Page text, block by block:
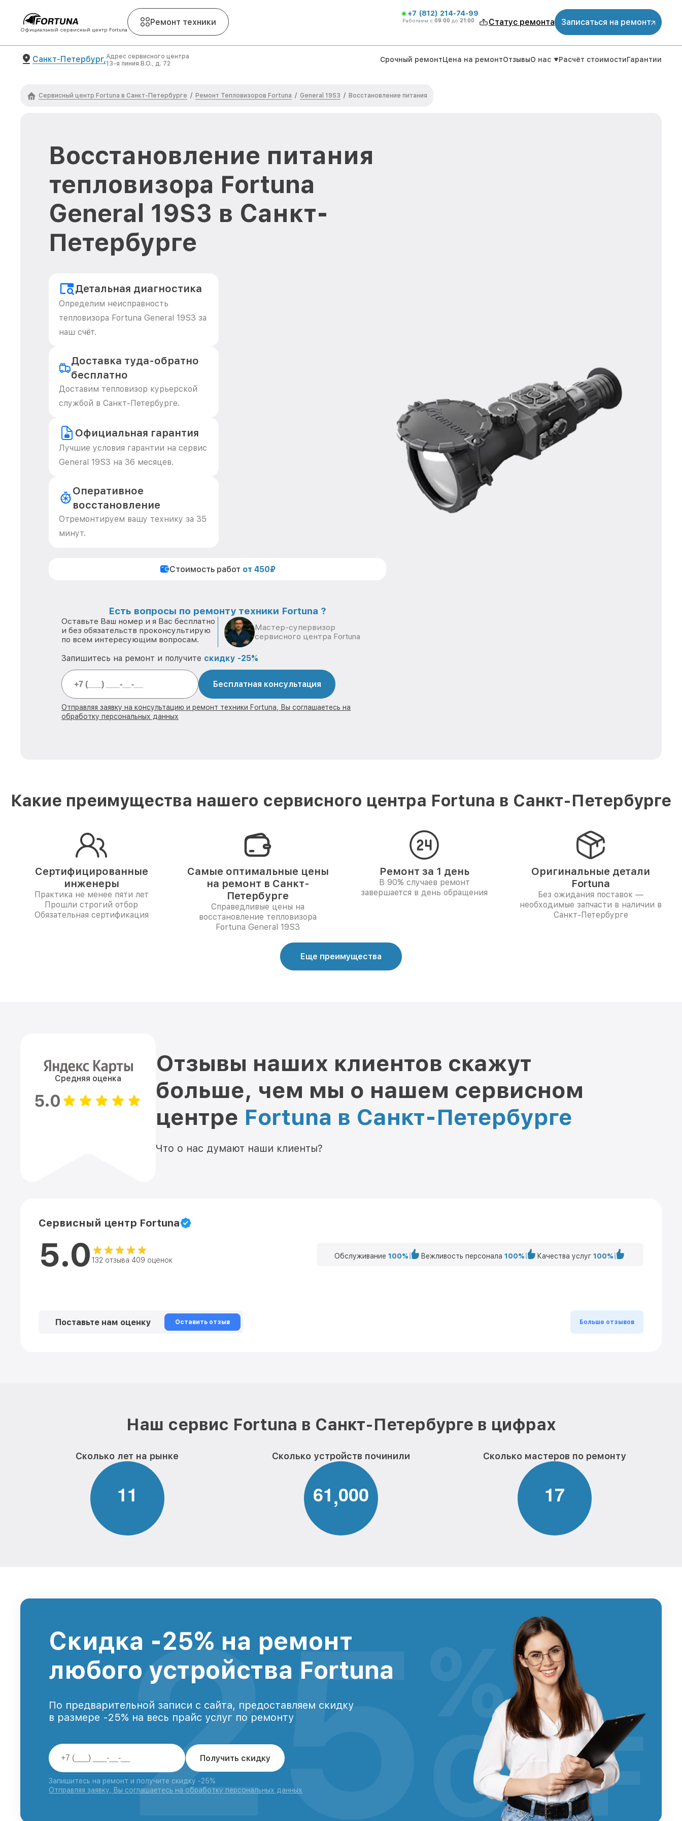
Официальный сервисный центр Fortuna
Ремонт техники
+7 (812) 214-74-99
Работаем с 09:00 до 21:00 Статус ремонта Записаться на ремонт
Санкт-Петербург,Адрес сервисного центра
13-я линия В.О., д. 72
Срочный ремонтЦена на ремонтОтзывыО нас Расчёт стоимостиГарантии
Сервисный центр Fortuna в Санкт-Петербурге / Ремонт Тепловизоров Fortuna / General 19S3 / Восстановление питания
Восстановление питания
тепловизора Fortuna
General 19S3 в Санкт-
Петербурге
Детальная диагностика
Определим неисправность
тепловизора Fortuna General 19S3 за
наш счёт.
Доставка туда-обратно
бесплатно
Доставим тепловизор курьерской
службой в Санкт-Петербурге.
Официальная гарантия
Лучшие условия гарантии на сервис
General 19S3 на 36 месяцев.
Оперативное
восстановление
Отремонтируем вашу технику за 35
минут.
Стоимость работ от 450₽
Есть вопросы по ремонту техники Fortuna ?
Оставьте Ваш номер и я Вас бесплатно
и без обязательств проконсультирую
по всем интересующим вопросам.
Мастер-супервизор
сервисного центра Fortuna
Запишитесь на ремонт и получите скидку -25%
Бесплатная консультация
Отправляя заявку на консультацию и ремонт техники Fortuna, Вы соглашаетесь на
обработку персональных данных
Какие преимущества нашего сервисного центра Fortuna в Санкт-Петербурге
Сертифицированные
инженеры
Практика не менее пяти лет
Прошли строгий отбор
Обязательная сертификация
Самые оптимальные цены
на ремонт в Санкт-
Петербурге
Справедливые цены на
восстановление тепловизора
Fortuna General 19S3
Ремонт за 1 день
В 90% случаев ремонт
завершается в день обращения
Оригинальные детали
Fortuna
Без ожидания поставок —
необходимые запчасти в наличии в
Санкт-Петербурге
Еще преимущества
Средняя оценка
5.0
Отзывы наших клиентов скажут
больше, чем мы о нашем сервисном
центре Fortuna в Санкт-Петербурге
Что о нас думают наши клиенты?
Сервисный центр Fortuna
5.0 132 отзыва 409 оценок Обслуживание 100% Вежливость персонала 100% Качества услуг 100%
Поставьте нам оценку Оставить отзыв Больше отзывов
Наш сервис Fortuna в Санкт-Петербурге в цифрах
Сколько лет на рынке
11
Сколько устройств починили
61,000
Сколько мастеров по ремонту
17
Скидка -25% на ремонт
любого устройства Fortuna
По предварительной записи с сайта, предоставляем скидку
в размере -25% на весь прайс услуг по ремонту
Получить скидку
Запишитесь на ремонт и получите скидку -25%
Отправляя заявку, Вы соглашаетесь на обработку персональных данных
25 %
OFF